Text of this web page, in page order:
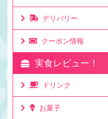
デリバリー
クーポン情報
実食レビュー！
ドリンク
お菓子